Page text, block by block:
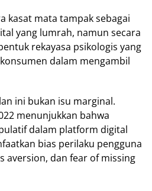
kasat mata tampak sebagai
yang lumrah, namun secara
rekayasa psikologis yang
dalam mengambil
ini bukan isu marginal.
menunjukkan bahwa
dalam platform digital
bias perilaku pengguna
aversion, dan fear of missing